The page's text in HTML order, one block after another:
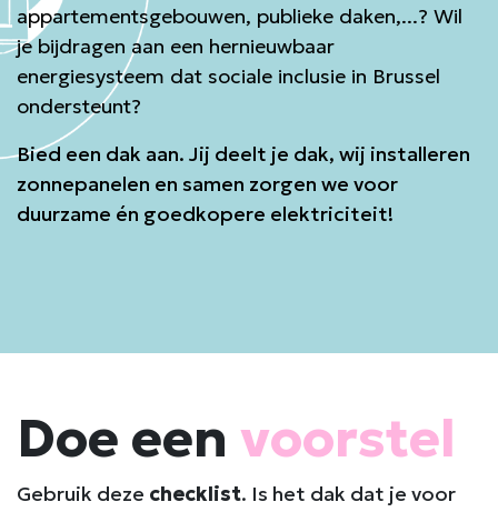
appartementsgebouwen, publieke daken,...? Wil
je bijdragen aan een hernieuwbaar
energiesysteem dat sociale inclusie in Brussel
ondersteunt?
Bied een dak aan. Jij deelt je dak, wij installeren
zonnepanelen en samen zorgen we voor
duurzame én goedkopere elektriciteit!
Doe een voorstel
Gebruik deze checklist. Is het dak dat je voor